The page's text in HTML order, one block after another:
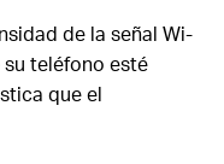
de la señal Wi-
teléfono esté
que el